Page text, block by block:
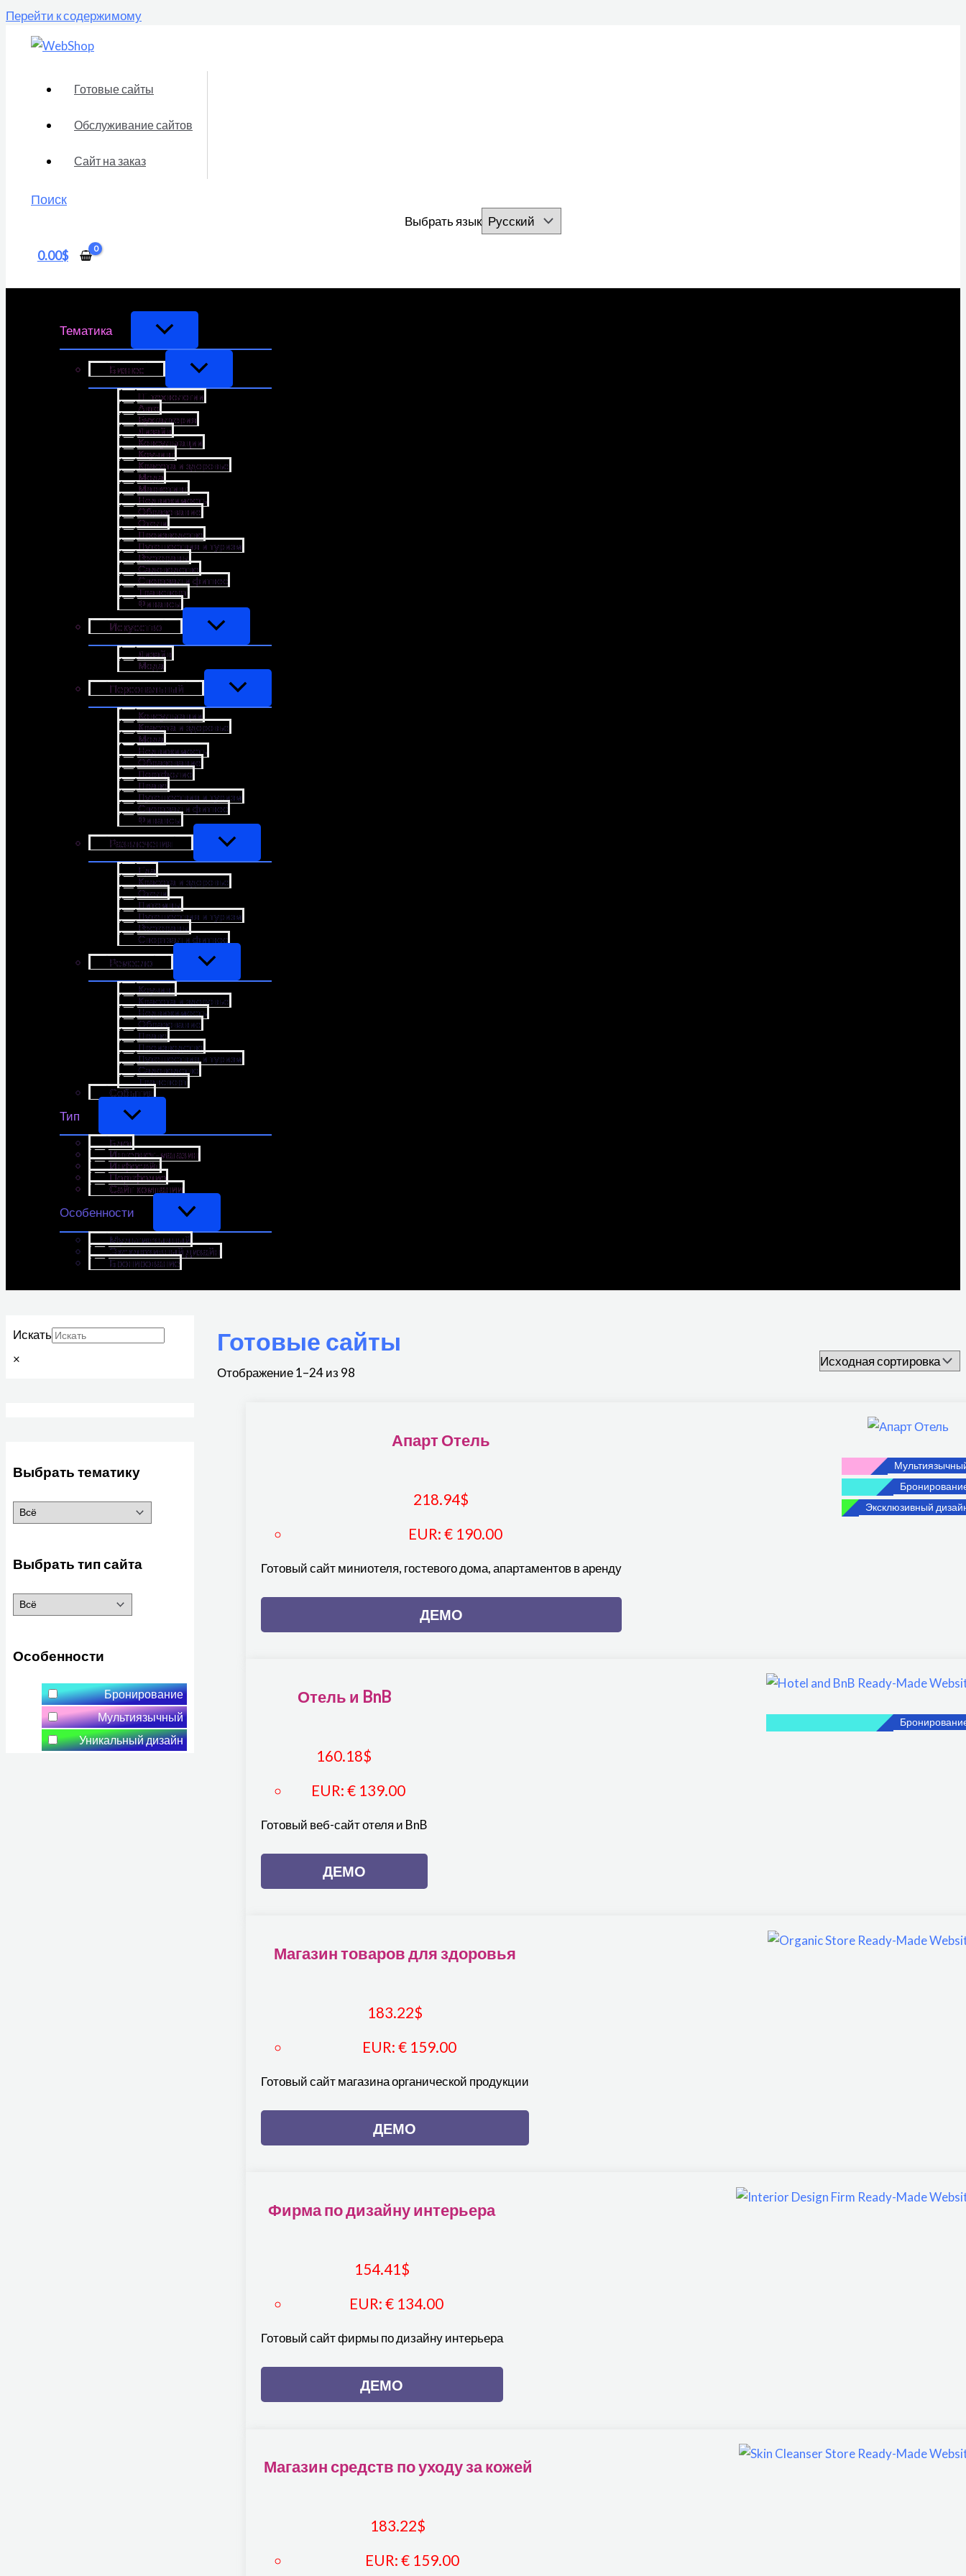
Перейти к содержимому
Готовые сайты
Обслуживание сайтов
Сайт на заказ
Поиск
Выбрать язык
0.00$
Тематика
Бизнес
IT-технологии
Авто
Бухгалтерия
Дизайн
Консультации
Коучинг
Красота и здоровье
Мода
Маркетинг
Недвижимость
Образование
Отели
Производство
Путешествия и туризм
Рестораны
Садоводство
Спортзал и фитнес
Транспорт
Финансы
Искусство
Дизайн
Мода
Персональный
Консультации
Красота и здоровье
Мода
Недвижимость
Образование
Портфолио
Право
Путешествия и туризм
Спортзал и фитнес
Финансы
Развлечения
Еда
Красота и здоровье
Отели
Питомцы
Путешествия и туризм
Рестораны
Спортзал и фитнес
Ремесло
Коучинг
Красота и здоровье
Недвижимость
Образование
Право
Производство
Путешествия и туризм
Садоводство
Транспорт
События
Тип
Блог
Интернет-магазин
Инфосайт
Портфолио
Сайт компании
Особенности
Мультиязычный
Эксклюзивный дизайн
Бронирование
Искать
×
Выбрать тематику
Выбрать тип сайта
Особенности
Бронирование
Мультиязычный
Уникальный дизайн
Готовые сайты
Отображение 1–24 из 98
Эксклюзивный
Апарт Отель
218.94$
EUR:€ 190.00
Готовый сайт миниотеля, гостевого дома, апартаментов в аренду
ДЕМО
Отель и BnB
160.18$
EUR:€ 139.00
Готовый веб-сайт отеля и BnB
ДЕМО
Магазин товаров для здоровья
183.22$
EUR: € 159.00
Готовый сайт магазина органической продукции
ДЕМО
Фирма по дизайну интерьера
154.41$
EUR: € 134.00
Готовый сайт фирмы по дизайну интерьера
ДЕМО
Магазин средств по уходу за кожей
183.22$
EUR:€ 159.00